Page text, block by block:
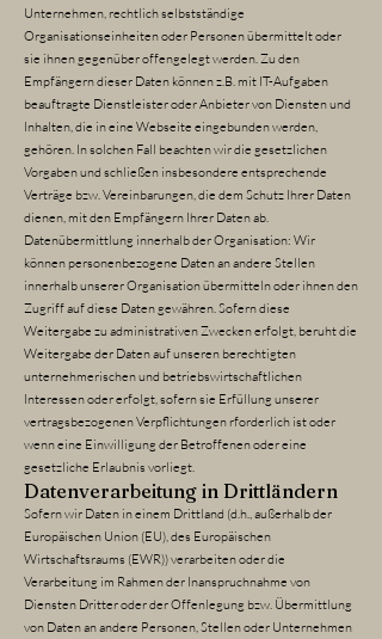
Unternehmen, rechtlich selbstständige
Organisationseinheiten oder Personen übermittelt oder
sie ihnen gegenüber offengelegt werden. Zu den
Empfängern dieser Daten können z.B. mit IT-Aufgaben
beauftragte Dienstleister oder Anbieter von Diensten und
Inhalten, die in eine Webseite eingebunden werden,
gehören. In solchen Fall beachten wir die gesetzlichen
Vorgaben und schließen insbesondere entsprechende
Verträge bzw. Vereinbarungen, die dem Schutz Ihrer Daten
dienen, mit den Empfängern Ihrer Daten ab.
Datenübermittlung innerhalb der Organisation: Wir
können personenbezogene Daten an andere Stellen
innerhalb unserer Organisation übermitteln oder ihnen den
Zugriff auf diese Daten gewähren. Sofern diese
Weitergabe zu administrativen Zwecken erfolgt, beruht die
Weitergabe der Daten auf unseren berechtigten
unternehmerischen und betriebswirtschaftlichen
Interessen oder erfolgt, sofern sie Erfüllung unserer
vertragsbezogenen Verpflichtungen rforderlich ist oder
wenn eine Einwilligung der Betroffenen oder eine
gesetzliche Erlaubnis vorliegt.
Datenverarbeitung in Drittländern
Sofern wir Daten in einem Drittland (d.h., außerhalb der
Europäischen Union (EU), des Europäischen
Wirtschaftsraums (EWR)) verarbeiten oder die
Verarbeitung im Rahmen der Inanspruchnahme von
Diensten Dritter oder der Offenlegung bzw. Übermittlung
von Daten an andere Personen, Stellen oder Unternehmen